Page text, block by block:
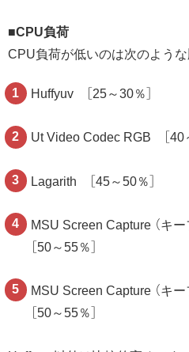
■CPU負荷
CPU負荷が低いのは次のような
Huffyuv ［25～30％］
Ut Video Codec RGB ［40～
Lagarith ［45～50％］
MSU Screen Capture （キ
［50～55％］
MSU Screen Capture （キ
［50～55％］